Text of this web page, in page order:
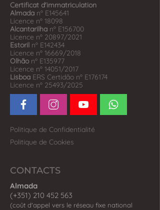
Certificat d'immatriculation
Almada nº E145641
Licence nº 18098
Alcantarilha nº E156700
Licence nº 20897/2021
Estoril nº E142434
Licence nº 16669/2018
Olhão nº E135977
Licence nº 14051/2017
Lisboa ERS Certidão nº E176174
Licence nº 25493/2025
Politique de Confidentialité
Politique de Cookies
CONTACTS
Almada
(+351) 210 452 563
(coût d'appel vers le réseau fixe national